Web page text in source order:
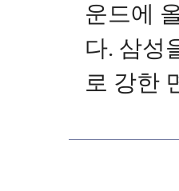
운드에
다. 삼성
로 강한